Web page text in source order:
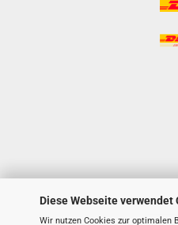
Diese Webseite verwendet
Wir nutzen Cookies zur optimalen